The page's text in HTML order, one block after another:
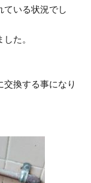
ている状況でし
た。
換する事になり